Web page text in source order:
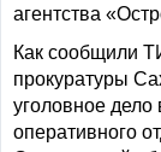
агентства
Как сообщили
прокуратуры
уголовное
оперативного